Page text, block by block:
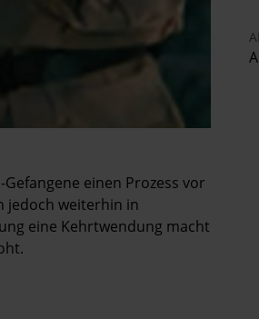
einen Prozess vor
jedoch weiterhin in
eine Kehrtwendung macht